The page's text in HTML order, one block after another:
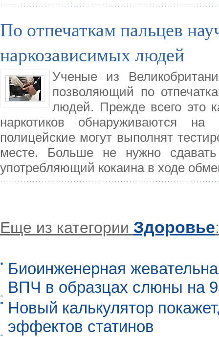
По отпечаткам пальцев
наркозависимых людей
Ученые из
позволяющий по
людей. Прежде всего это
наркотиков обнаруживаются
полицейские могут выполнят
месте. Больше не нужно
употребляющий кокаина в ходе
Еще из категории Здоровье:
Биоинженерная
ВПЧ в образцах слюны на
Новый калькулятор
эффектов статинов